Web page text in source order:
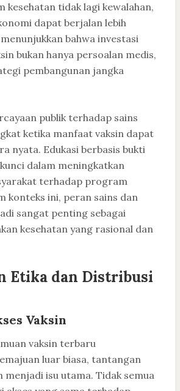
kesehatan tidak lagi kewalahan,
dapat berjalan lebih
bahwa investasi
bukan hanya persoalan medis,
pembangunan jangka
publik terhadap sains
ketika manfaat vaksin dapat
nyata. Edukasi berbasis bukti
dalam meningkatkan
terhadap program
konteks ini, peran sains dan
sangat penting sebagai
kesehatan yang rasional dan
Etika dan Distribusi
Vaksin
vaksin terbaru
luar biasa, tantangan
menjadi isu utama. Tidak semua